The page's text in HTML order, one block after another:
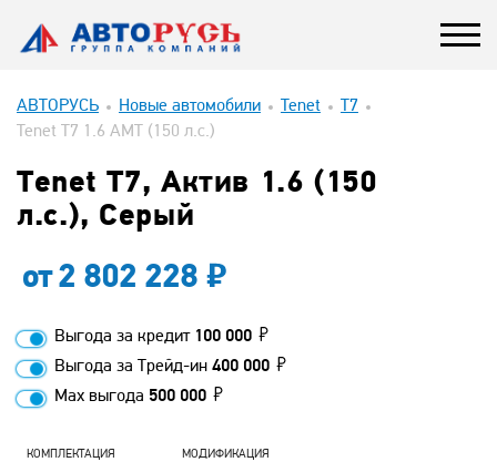
АВТОРУСЬ Новые автомобили Tenet
T7
Tenet T7 1.6 AMT (150 л.с.)
Tenet T7, Актив 1.6 (150
л.с.), Серый
от2 802 228
Выгода за кредит 100 000
Выгода за Трейд-ин 400 000
Max выгода 500 000
КОМПЛЕКТАЦИЯ МОДИФИКАЦИЯ